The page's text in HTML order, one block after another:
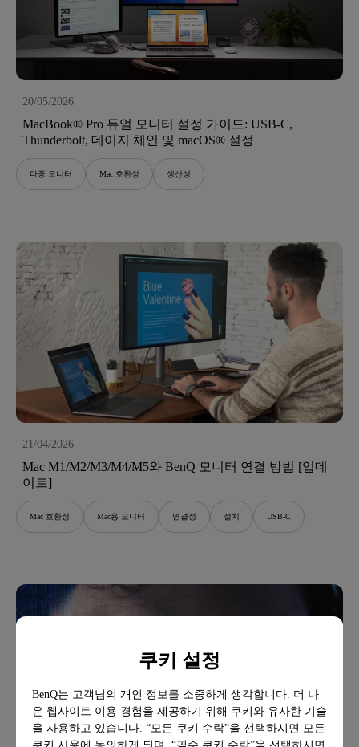
쿠키 설정
BenQ는 고객님의 개인 정보를 소중하게 생각합니다. 더 나
은 웹사이트 이용 경험을 제공하기 위해 쿠키와 유사한 기술
을 사용하고 있습니다. “모든 쿠키 수락”을 선택하시면 모든
20/05/2026
MacBook® Pro 듀얼 모니터 설정 가이드: USB-C,
Thunderbolt, 데이지 체인 및 macOS® 설정
다중 모니터 Mac 호환성 생산성
21/04/2026
Mac M1/M2/M3/M4/M5와 BenQ 모니터 연결 방법 [업데
이트]
Mac 호환성 Mac용 모니터 연결성 설치 USB-C